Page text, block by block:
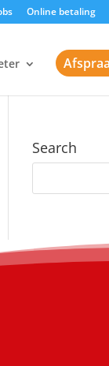
Online betaling
Search